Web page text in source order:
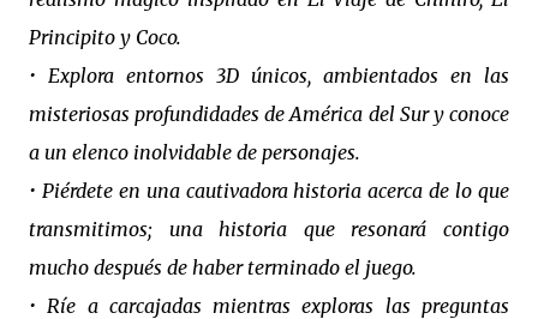
Principito y Coco.
• Explora entornos 3D únicos, ambientados en las
misteriosas profundidades de América del Sur y conoce
a un elenco inolvidable de personajes.
• Piérdete en una cautivadora historia acerca de lo que
transmitimos; una historia que resonará contigo
mucho después de haber terminado el juego.
• Ríe a carcajadas mientras exploras las preguntas